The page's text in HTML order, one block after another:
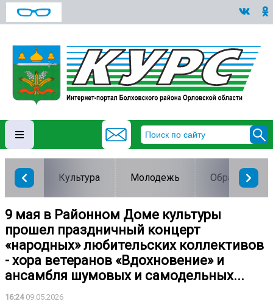
Культура Молодежь Образование
9 мая в Районном Доме культуры
прошел праздничный концерт
«народных» любительских коллективов
- хора ветеранов «Вдохновение» и
ансамбля шумовых и самодельных...
16:2409.05.2026